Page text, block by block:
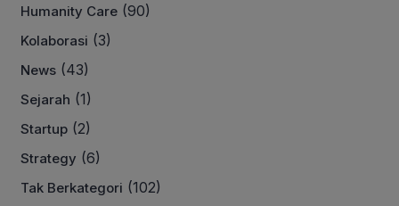
Humanity Care (90)
Kolaborasi (3)
News (43)
Sejarah (1)
Startup (2)
Strategy (6)
Tak Berkategori (102)